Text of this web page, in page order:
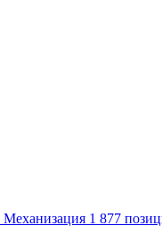
Механизация 1 877